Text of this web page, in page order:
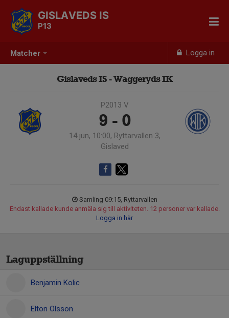
Matcher Logga in
GISLAVEDS IS
P13
Gislaveds IS - Waggeryds IK
P2013 V
9 - 0
14 jun, 10:00, Ryttarvallen 3,
Gislaved
Samling 09:15, Ryttarvallen
Endast kallade kunde anmäla sig till aktiviteten. 12 personer var kallade.
Logga in här
Laguppställning
Benjamin Kolic
Elton Olsson